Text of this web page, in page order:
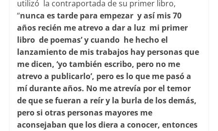
utilizó la contraportada de su primer libro,
“nunca es tarde para empezar y así mis 70
años recién me atrevo a dar a luz mi primer
libro de poemas’ y cuando he hecho el
lanzamiento de mis trabajos hay personas que
me dicen, ‘yo también escribo, pero no me
atrevo a publicarlo’, pero es lo que me pasó a
mí durante años. No me atrevía por el temor
de que se fueran a reír y la burla de los demás,
pero si otras personas mayores me
aconsejaban que los diera a conocer, entonces